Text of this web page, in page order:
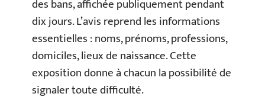
des bans, affichée publiquement pendant
dix jours. L’avis reprend les informations
essentielles : noms, prénoms, professions,
domiciles, lieux de naissance. Cette
exposition donne à chacun la possibilité de
signaler toute difficulté.